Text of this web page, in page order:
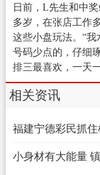
日前，L先生和中
多岁，在张店工作
这些小盘玩法。“
号码少点的，仔细
排三最喜欢，一天
相关资讯
福建宁德彩民抓
小身材有大能量